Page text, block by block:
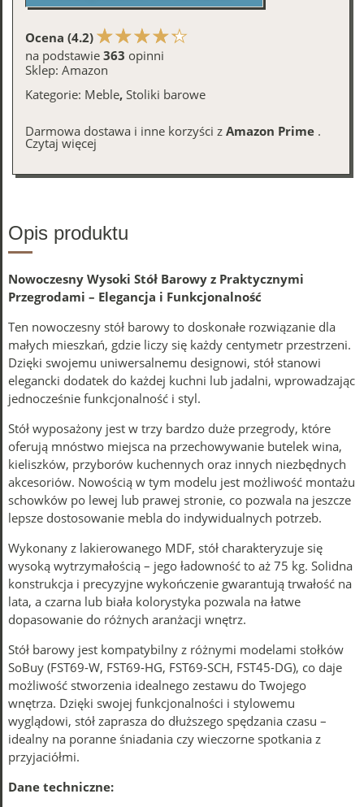
Ocena (4.2)
na podstawie 363 opinni
Sklep: Amazon
Kategorie: Meble, Stoliki barowe
Darmowa dostawa i inne korzyści z Amazon Prime .
Czytaj więcej
Opis produktu
Nowoczesny Wysoki Stół Barowy z Praktycznymi
Przegrodami – Elegancja i Funkcjonalność
Ten nowoczesny stół barowy to doskonałe rozwiązanie dla
małych mieszkań, gdzie liczy się każdy centymetr przestrzeni.
Dzięki swojemu uniwersalnemu designowi, stół stanowi
elegancki dodatek do każdej kuchni lub jadalni, wprowadzając
jednocześnie funkcjonalność i styl.
Stół wyposażony jest w trzy bardzo duże przegrody, które
oferują mnóstwo miejsca na przechowywanie butelek wina,
kieliszków, przyborów kuchennych oraz innych niezbędnych
akcesoriów. Nowością w tym modelu jest możliwość montażu
schowków po lewej lub prawej stronie, co pozwala na jeszcze
lepsze dostosowanie mebla do indywidualnych potrzeb.
Wykonany z lakierowanego MDF, stół charakteryzuje się
wysoką wytrzymałością – jego ładowność to aż 75 kg. Solidna
konstrukcja i precyzyjne wykończenie gwarantują trwałość na
lata, a czarna lub biała kolorystyka pozwala na łatwe
dopasowanie do różnych aranżacji wnętrz.
Stół barowy jest kompatybilny z różnymi modelami stołków
SoBuy (FST69-W, FST69-HG, FST69-SCH, FST45-DG), co daje
możliwość stworzenia idealnego zestawu do Twojego
wnętrza. Dzięki swojej funkcjonalności i stylowemu
wyglądowi, stół zaprasza do dłuższego spędzania czasu –
idealny na poranne śniadania czy wieczorne spotkania z
przyjaciółmi.
Dane techniczne: